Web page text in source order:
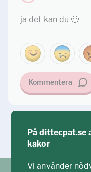
ja det kan du 🙂
Kommentera
På dittecpat.se
kakor
Vi använder